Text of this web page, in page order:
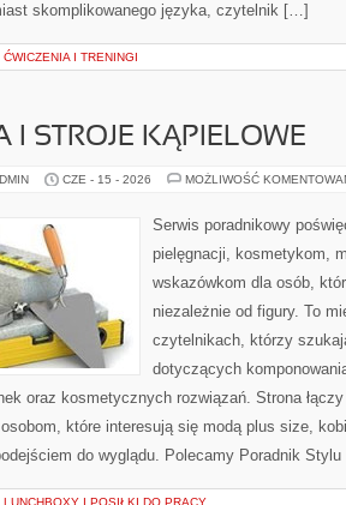
skomplikowanego języka, czytelnik […]
ĆWICZENIA I TRENINGI
I STROJE KĄPIELOWE
CZE - 15 - 2026 MOŻLIWOŚĆ
Serwis poradnikowy
pielęgnacji, kosmetykom,
wskazówkom dla osób,
niezależnie od figury. To
czytelnikach, którzy
dotyczących
oraz kosmetycznych rozwiązań. Strona
które interesują się modą plus size,
do wyglądu. Polecamy Poradnik
LUNCHBOXY I POSIŁKI DO PRACY